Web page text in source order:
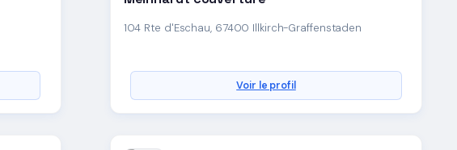
104 Rte d'Eschau, 67400 Illkirch-Graffenstaden
Voir le profil